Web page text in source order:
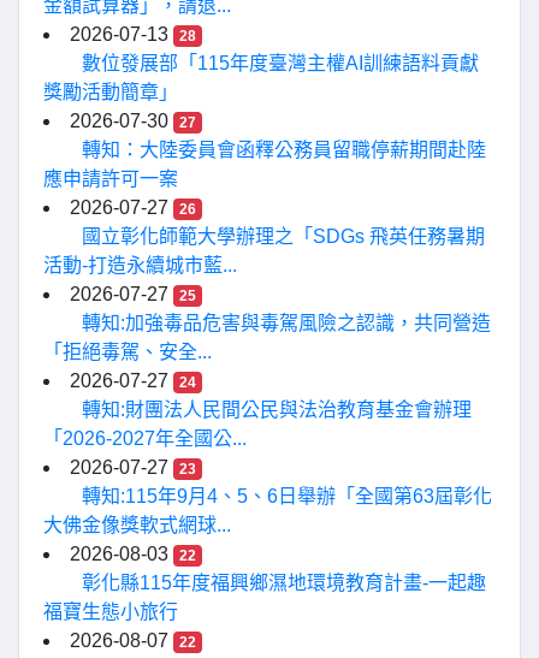
金額試算器」，請退...
2026-07-13
28
數位發展部「115年度臺灣主權AI訓練語料貢獻
獎勵活動簡章」
2026-07-30
27
轉知：大陸委員會函釋公務員留職停薪期間赴陸
應申請許可一案
2026-07-27
26
國立彰化師範大學辦理之「SDGs 飛英任務暑期
活動-打造永續城市藍...
2026-07-27
25
轉知:加強毒品危害與毒駕風險之認識，共同營造
「拒絕毒駕、安全...
2026-07-27
24
轉知:財團法人民間公民與法治教育基金會辦理
「2026-2027年全國公...
2026-07-27
23
轉知:115年9月4、5、6日舉辦「全國第63屆彰化
大佛金像獎軟式網球...
2026-08-03
22
彰化縣115年度福興鄉濕地環境教育計畫-一起趣
福寶生態小旅行
2026-08-07
22